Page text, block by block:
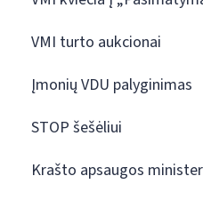
VMI turto aukcionai
Įmonių VDU palyginimas
STOP šešėliui
Krašto apsaugos